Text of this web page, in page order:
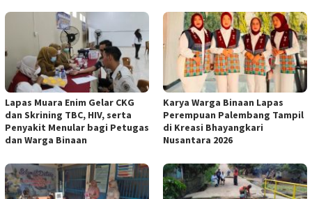
Lapas Muara Enim Gelar CKG
dan Skrining TBC, HIV, serta
Penyakit Menular bagi Petugas
dan Warga Binaan
Karya Warga Binaan Lapas
Perempuan Palembang Tampil
di Kreasi Bhayangkari
Nusantara 2026